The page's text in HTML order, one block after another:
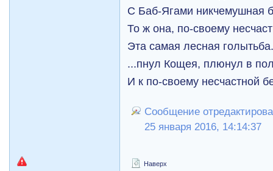
С Баб-Ягами никчемушная
То ж она, по-своему
Эта самая лесная
...пнул Кощея, плюнул в
И к по-своему несчастной
Сообщение
25 января 2016, 14:14:37
Наверх